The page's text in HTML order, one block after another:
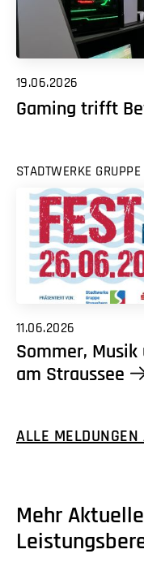
19.06.2026
Gaming trifft
STADTWERKE
11.06.2026
Sommer,
am Straussee
ALLE MELDUNGEN
Mehr